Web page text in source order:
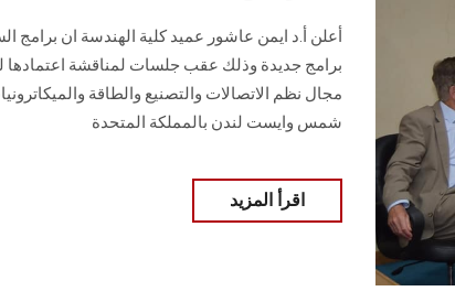
أعلن أ.د ايمن عاشور عميد كلية الهندسة ان برامج
برامج جديدة وذلك عقب جلسات لمناقشة اعتمادها
مجال نظم الاتصالات والتصنيع والطاقة
شمس وايست لندن بالمملكة المتحدة
اقرأ المزيد